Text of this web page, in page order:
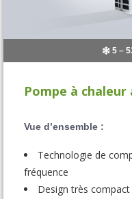
5 –
Pompe à chaleur
Vue d’ensemble :
Technologie de
fréquence
Design très compact